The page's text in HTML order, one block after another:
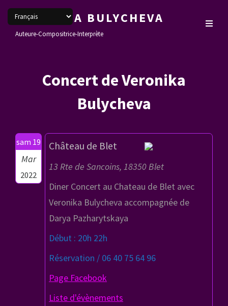
VERONIKA BULYCHEVA
Auteure-Compositrice-Interprète
Concert de Veronika
Bulycheva
sam 19
Mar
2022
Château de Blet
13 Rte de Sancoins, 18350 Blet
Diner Concert au Chateau de Blet avec
Veronika Bulycheva accompagnée de
Darya Pazharytskaya
Début : 20h 22h
Réservation / 06 40 75 64 96
Page Facebook
Liste d'évènements